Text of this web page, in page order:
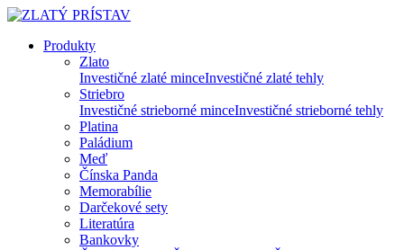
Produkty
Zlato
Investičné zlaté minceInvestičné zlaté tehly
Striebro
Investičné strieborné minceInvestičné strieborné tehly
Platina
Paládium
Meď
Čínska Panda
Memorabílie
Darčekové sety
Literatúra
Bankovky